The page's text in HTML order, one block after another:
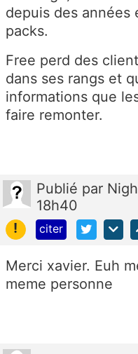
depuis des années
packs.
Free perd des
dans ses rangs et
informations que
faire remonter.
Publié par
18h40
!
citer
Merci xavier. Euh
meme personne